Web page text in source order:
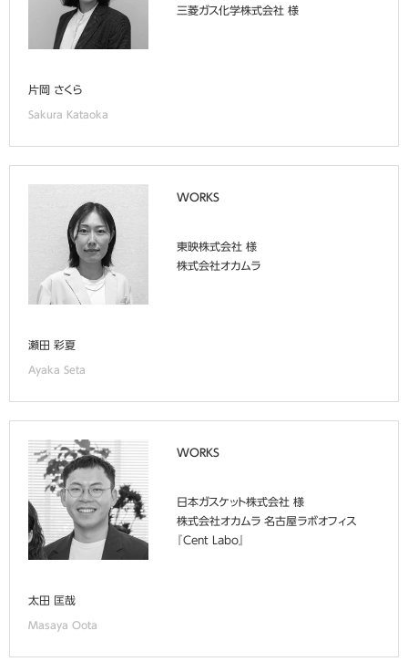
片岡 さくら
Sakura Kataoka
三菱ガス化学株式会社 様
瀬田 彩夏
Ayaka Seta
WORKS
東映株式会社 様
株式会社オカムラ
太田 匡哉
Masaya Oota
WORKS
日本ガスケット株式会社 様
株式会社オカムラ 名古屋ラボオフィス
『Cent Labo』